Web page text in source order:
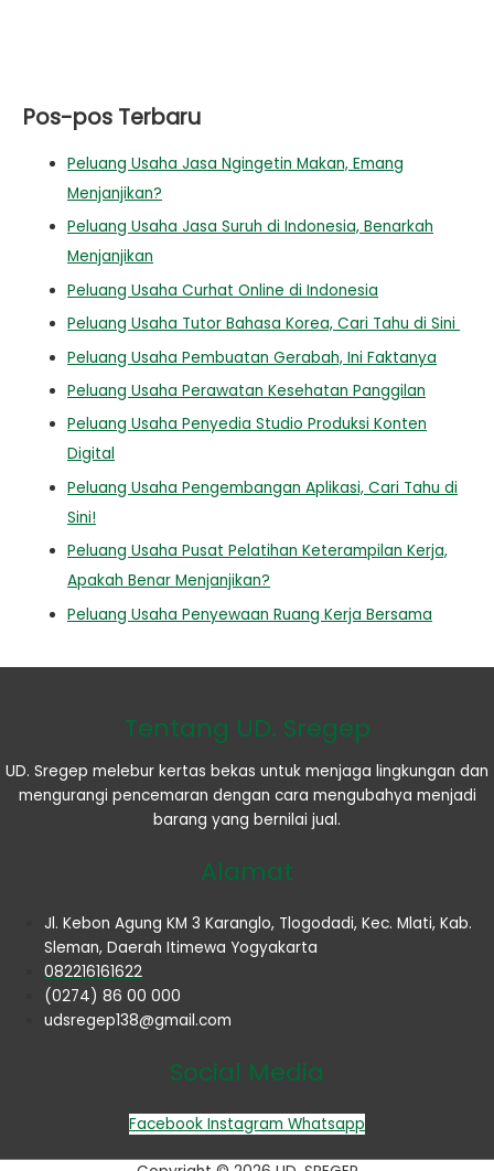
Pos-pos Terbaru
Peluang Usaha Jasa Ngingetin Makan, Emang
Menjanjikan?
Peluang Usaha Jasa Suruh di Indonesia, Benarkah
Menjanjikan
Peluang Usaha Curhat Online di Indonesia
Peluang Usaha Tutor Bahasa Korea, Cari Tahu di Sini
Peluang Usaha Pembuatan Gerabah, Ini Faktanya
Peluang Usaha Perawatan Kesehatan Panggilan
Peluang Usaha Penyedia Studio Produksi Konten
Digital
Peluang Usaha Pengembangan Aplikasi, Cari Tahu di
Sini!
Peluang Usaha Pusat Pelatihan Keterampilan Kerja,
Apakah Benar Menjanjikan?
Peluang Usaha Penyewaan Ruang Kerja Bersama
Tentang UD. Sregep
UD. Sregep melebur kertas bekas untuk menjaga lingkungan dan
mengurangi pencemaran dengan cara mengubahya menjadi
barang yang bernilai jual.
Alamat
Jl. Kebon Agung KM 3 Karanglo, Tlogodadi, Kec. Mlati, Kab.
Sleman, Daerah Itimewa Yogyakarta
082216161622
(0274) 86 00 000
udsregep138@gmail.com
Social Media
Facebook Instagram Whatsapp